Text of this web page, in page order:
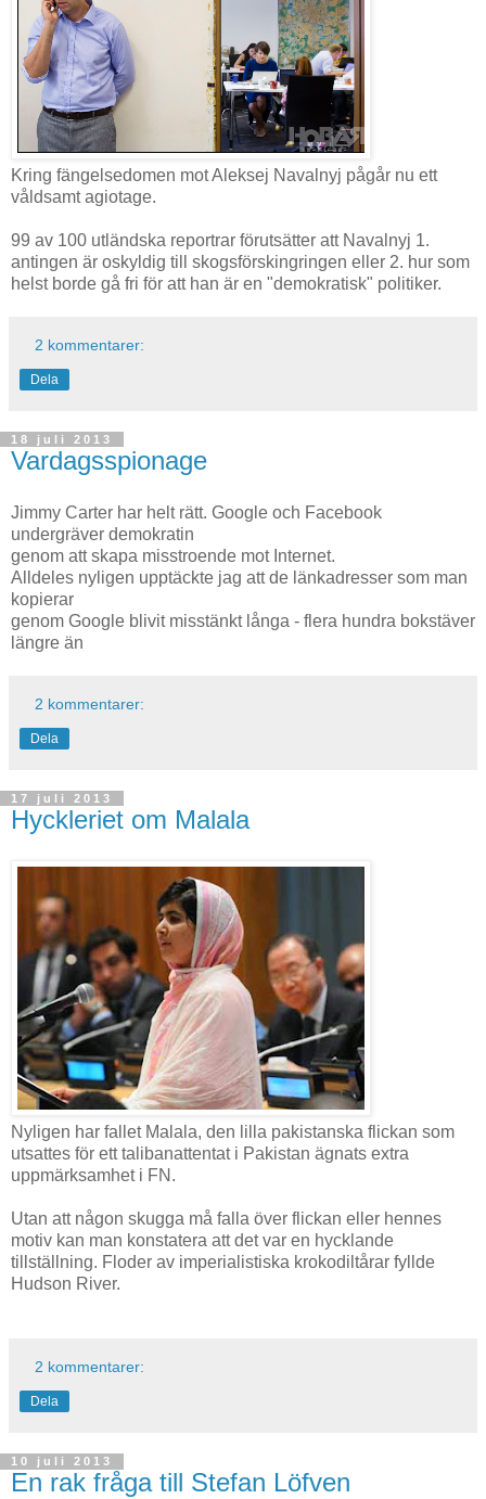
Kring fängelsedomen mot Aleksej Navalnyj pågår nu ett
våldsamt agiotage.
99 av 100 utländska reportrar förutsätter att Navalnyj 1.
antingen är oskyldig till skogsförskingringen eller 2. hur som
helst borde gå fri för att han är en "demokratisk" politiker.
2 kommentarer:
Dela
18 juli 2013
Vardagsspionage
Jimmy Carter har helt rätt. Google och Facebook
undergräver demokratin
genom att skapa misstroende mot Internet.
Alldeles nyligen upptäckte jag att de länkadresser som man
kopierar
genom Google blivit misstänkt långa - flera hundra bokstäver
längre än
2 kommentarer:
Dela
17 juli 2013
Hyckleriet om Malala
Nyligen har fallet Malala, den lilla pakistanska flickan som
utsattes för ett talibanattentat i Pakistan ägnats extra
uppmärksamhet i FN.
Utan att någon skugga må falla över flickan eller hennes
motiv kan man konstatera att det var en hycklande
tillställning. Floder av imperialistiska krokodiltårar fyllde
Hudson River.
2 kommentarer:
Dela
10 juli 2013
En rak fråga till Stefan Löfven